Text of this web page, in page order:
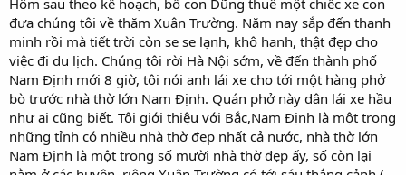
đưa chúng tôi về thăm Xuân Trường. Năm nay sắp đến thanh
minh rồi mà tiết trời còn se se lạnh, khô hanh, thật đẹp cho
việc đi du lịch. Chúng tôi rời Hà Nội sớm, về đến thành phố
Nam Định mới 8 giờ, tôi nói anh lái xe cho tới một hàng phở
bò trước nhà thờ lớn Nam Định. Quán phở này dân lái xe hầu
như ai cũng biết. Tôi giới thiệu với Bắc,Nam Định là một trong
những tỉnh có nhiều nhà thờ đẹp nhất cả nước, nhà thờ lớn
Nam Định là một trong số mười nhà thờ đẹp ấy, số còn lại